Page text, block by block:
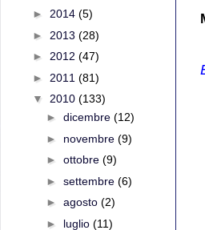
► 2014 (5)
► 2013 (28)
► 2012 (47)
► 2011 (81)
▼ 2010 (133)
► dicembre (12)
► novembre (9)
► ottobre (9)
► settembre (6)
► agosto (2)
► luglio (11)